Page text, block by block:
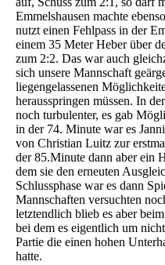
Emmelshausen machte
nutzt einen Fehlpass in der
einem 35 Meter Heber über
zum 2:2. Das war auch
sich unsere Mannschaft
liegengelassenen
herausspringen müssen. In
noch turbulenter, es gab
in der 74. Minute war es
von Christian Luitz zur
der 85.Minute dann aber ein
dem sie den erneuten
Schlussphase war es dann
Mannschaften versuchten
letztendlich blieb es aber
bei dem es eigentlich um
Partie die einen hohen
hatte.